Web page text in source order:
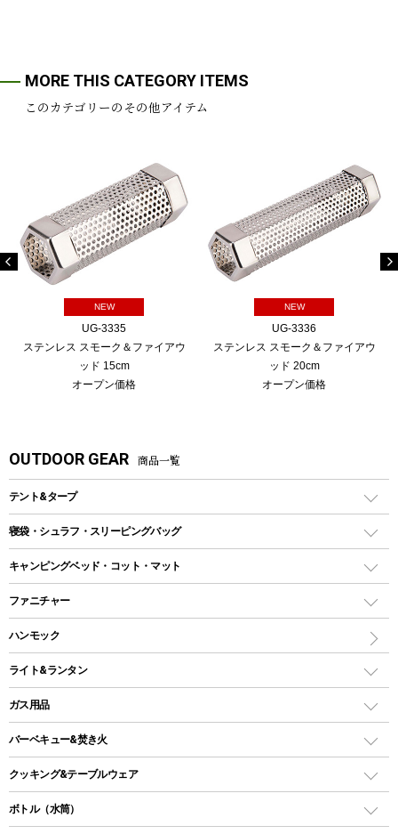
MORE THIS CATEGORY ITEMS
このカテゴリーのその他アイテム
NEW
UG-3335
ステンレス スモーク＆ファイアウ
ッド 15cm
オープン価格
NEW
UG-3336
ステンレス スモーク＆ファイアウ
ッド 20cm
オープン価格
OUTDOOR GEAR 商品一覧
テント&タープ
テント
ツールームテント
ワンポールテント
シェルターテント
ソロテント
ロッジ型・オリジナルテント
タープ
スクエアタープ（レクタタープ）
メッシュタープ
寝袋・シュラフ・スリーピングバッグ
レクタングラー型（封筒型）シュラフ
インナーシュラフ
キャンピングベッド・コット・マット
キャンピングベッド・コット
インフレータブルマット
ファニチャー
アウトドアテーブル
レジャーシート
ハンモック
ライト&ランタン
LEDランタン
ガスランタン
オイルランタン
LEDライト
ガス用品
ガスバーナー
ガス缶
バーベキュー&焚き火
バーベキューコンロ、グリル
焚き火台タイプ（ロースタイル）グリル
クッキング&テーブルウェア
ダッチオーブン
ボトル（水筒）